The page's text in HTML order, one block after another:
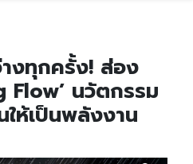
งทุกครั้ง! ส่อง
Flow’ นวัตกรรม
ห้เป็นพลังงาน